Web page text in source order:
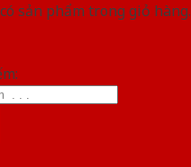
sản phẩm trong giỏ hàng.